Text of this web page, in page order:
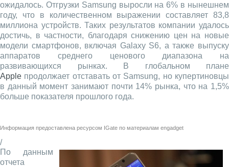
ожидалось. Отгрузки Samsung выросли на 6% в нынешнем
году, что в количественном выражении составляет 83,8
миллиона устройств. Таких результатов компании удалось
достичь, в частности, благодаря снижению цен на новые
модели смартфонов, включая Galaxy S6, а также выпуску
аппаратов среднего ценового диапазона на
развивающихся рынках. В глобальном плане
Apple продолжает отставать от Samsung, но купертиновцы
в данный момент занимают почти 14% рынка, что на 1,5%
больше показателя прошлого года.
Информация предоставлена ресурсом IGate по материалам engadget
/
По данным
отчета